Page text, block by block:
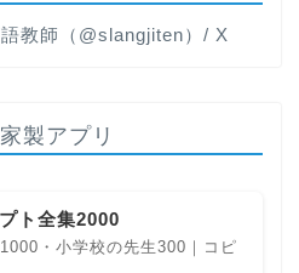
教師（@slangjiten）/ X
製アプリ
ト全集2000
・小学校の先生300｜コピ